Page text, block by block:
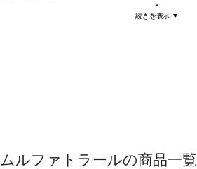
×
続きを表示 ▼
ムルファトラールの商品一覧